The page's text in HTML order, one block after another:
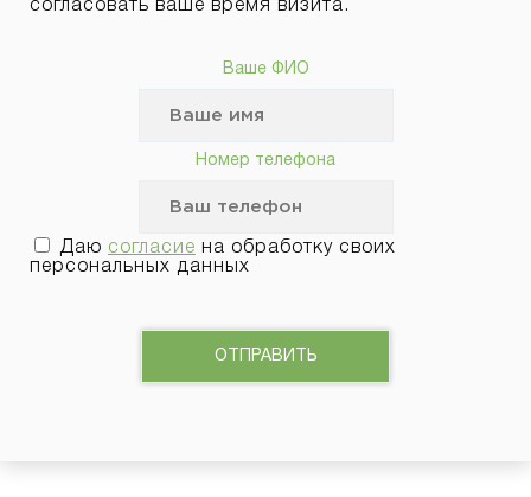
согласовать ваше время визита.
Ваше ФИО
Номер телефона
Даю согласие на обработку своих
персональных данных